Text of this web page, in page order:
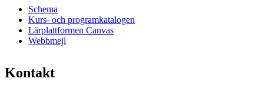
Schema
Kurs- och programkatalogen
Lärplattformen Canvas
Webbmejl
Kontakt